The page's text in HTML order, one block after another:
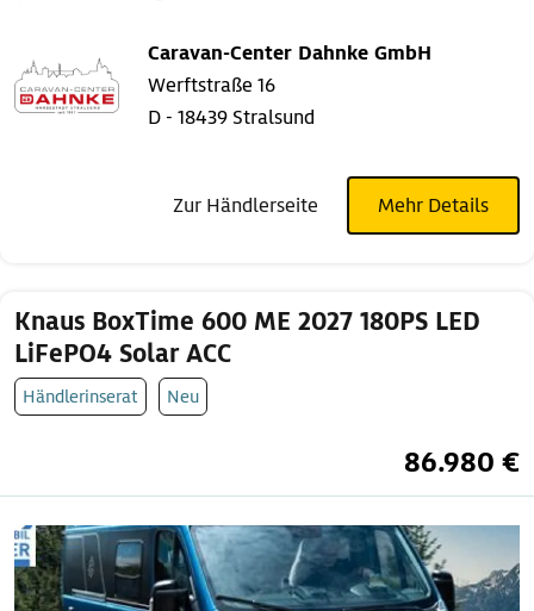
Caravan-Center Dahnke GmbH
Werftstraße 16
D - 18439 Stralsund
Zur Händlerseite Mehr Details
Knaus BoxTime 600 ME 2027 180PS LED
LiFePO4 Solar ACC
Händlerinserat Neu
86.980 €